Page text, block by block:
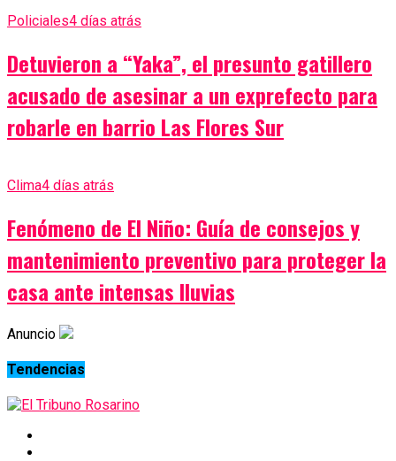
Policiales4 días atrás
Detuvieron a “Yaka”, el presunto gatillero
acusado de asesinar a un exprefecto para
robarle en barrio Las Flores Sur
Clima4 días atrás
Fenómeno de El Niño: Guía de consejos y
mantenimiento preventivo para proteger la
casa ante intensas lluvias
Anuncio
Tendencias